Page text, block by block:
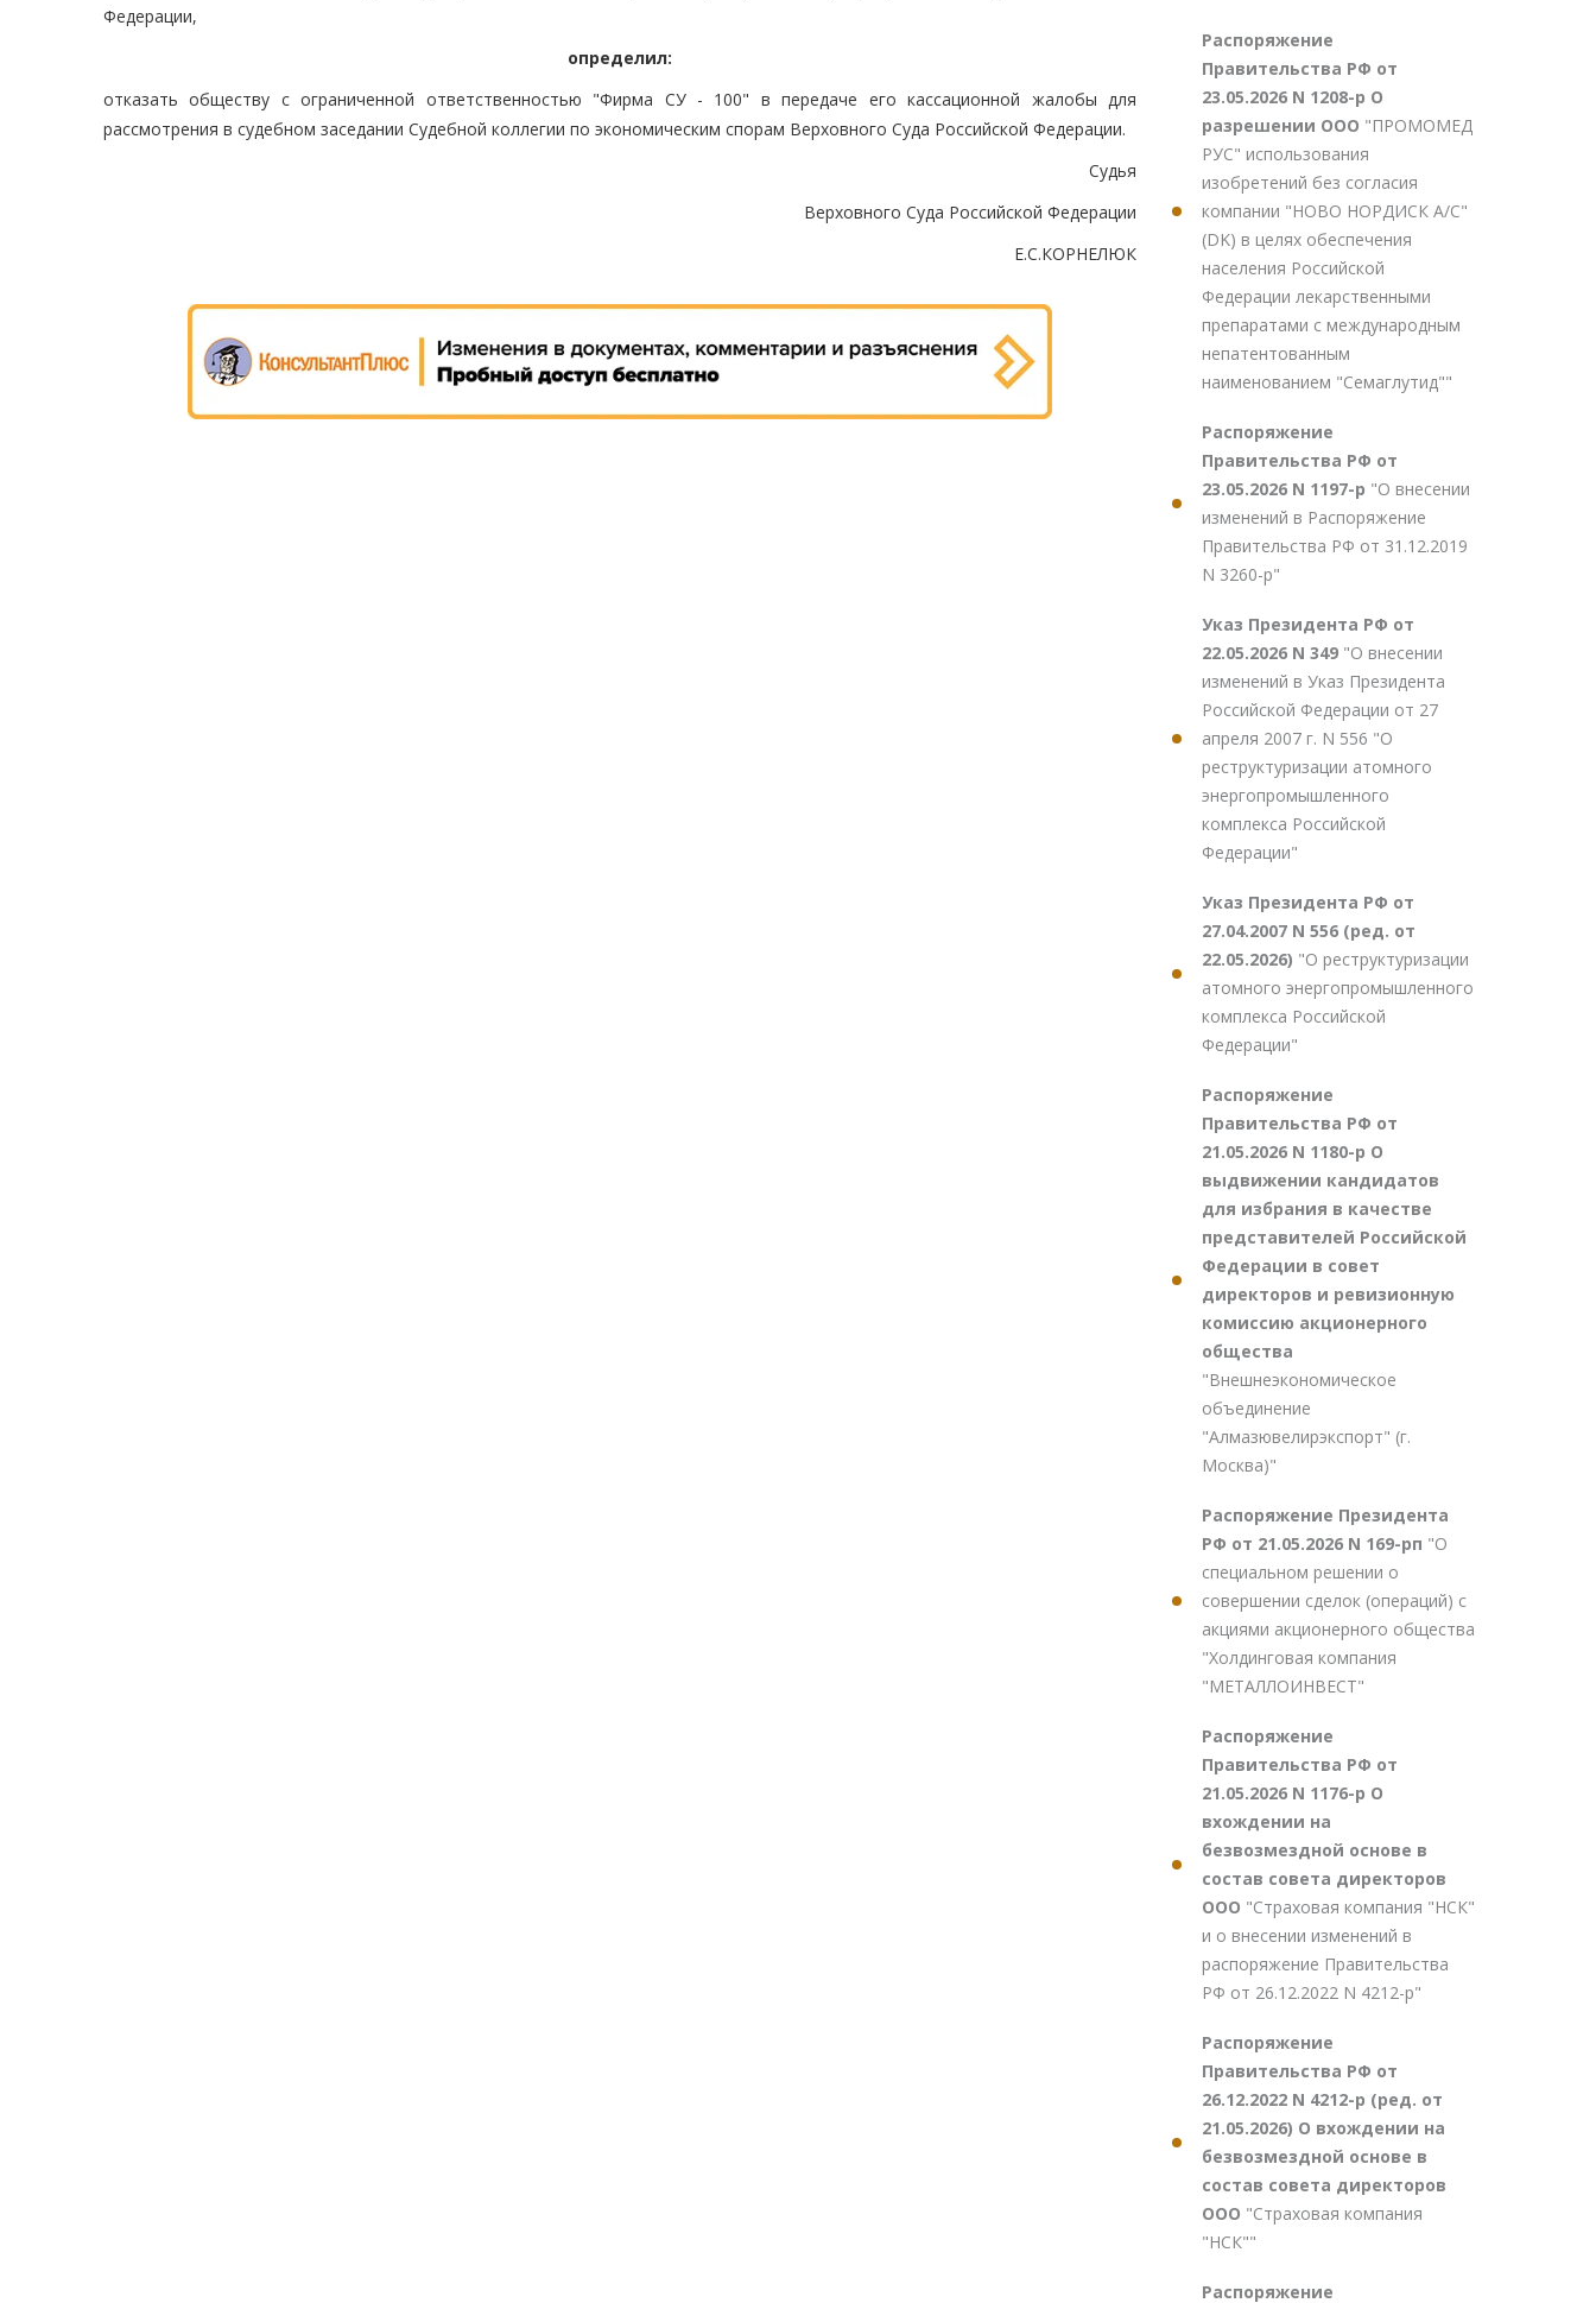
Федерации,
определил:
отказать обществу с ограниченной ответственностью "Фирма СУ - 100" в передаче его кассационной жалобы для
рассмотрения в судебном заседании Судебной коллегии по экономическим спорам Верховного Суда Российской Федерации.
Судья
Верховного Суда Российской Федерации
Е.С.КОРНЕЛЮК
Распоряжение
Правительства РФ от
23.05.2026 N 1208-р О
разрешении ООО "ПРОМОМЕД
РУС" использования
изобретений без согласия
компании "НОВО НОРДИСК А/С"
(DK) в целях обеспечения
населения Российской
Федерации лекарственными
препаратами с международным
непатентованным
наименованием "Семаглутид""
Распоряжение
Правительства РФ от
23.05.2026 N 1197-р "О внесении
изменений в Распоряжение
Правительства РФ от 31.12.2019
N 3260-р"
Указ Президента РФ от
22.05.2026 N 349 "О внесении
изменений в Указ Президента
Российской Федерации от 27
апреля 2007 г. N 556 "О
реструктуризации атомного
энергопромышленного
комплекса Российской
Федерации"
Указ Президента РФ от
27.04.2007 N 556 (ред. от
22.05.2026) "О реструктуризации
атомного энергопромышленного
комплекса Российской
Федерации"
Распоряжение
Правительства РФ от
21.05.2026 N 1180-р О
выдвижении кандидатов
для избрания в качестве
представителей Российской
Федерации в совет
директоров и ревизионную
комиссию акционерного
общества
"Внешнеэкономическое
объединение
"Алмазювелирэкспорт" (г.
Москва)"
Распоряжение Президента
РФ от 21.05.2026 N 169-рп "О
специальном решении о
совершении сделок (операций) с
акциями акционерного общества
"Холдинговая компания
"МЕТАЛЛОИНВЕСТ"
Распоряжение
Правительства РФ от
21.05.2026 N 1176-р О
вхождении на
безвозмездной основе в
состав совета директоров
ООО "Страховая компания "НСК"
и о внесении изменений в
распоряжение Правительства
РФ от 26.12.2022 N 4212-р"
Распоряжение
Правительства РФ от
26.12.2022 N 4212-р (ред. от
21.05.2026) О вхождении на
безвозмездной основе в
состав совета директоров
ООО "Страховая компания
"НСК""
Распоряжение